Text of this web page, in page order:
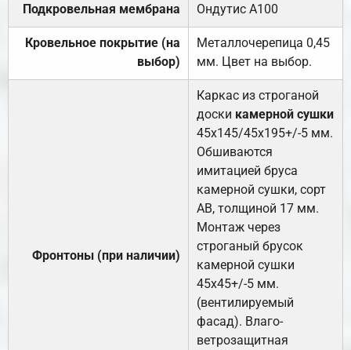
Подкровельная мембрана Ондутис А100
Кровельное покрытие (на
выбор)
Металлочерепица 0,45
мм. Цвет на выбор.
Фронтоны (при наличии)
Каркас из строганой
доски камерной сушки
45х145/45х195+/-5 мм.
Обшиваются
имитацией бруса
камерной сушки, сорт
АВ, толщиной 17 мм.
Монтаж через
строганый брусок
камерной сушки
45х45+/-5 мм.
(вентилируемый
фасад). Влаго-
ветрозащитная